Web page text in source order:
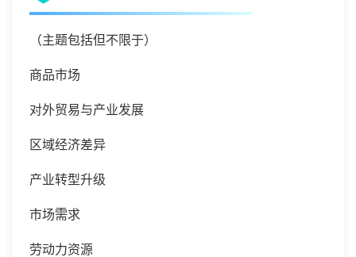
（主题包括但不限于）
商品市场
对外贸易与产业发展
区域经济差异
产业转型升级
市场需求
劳动力资源